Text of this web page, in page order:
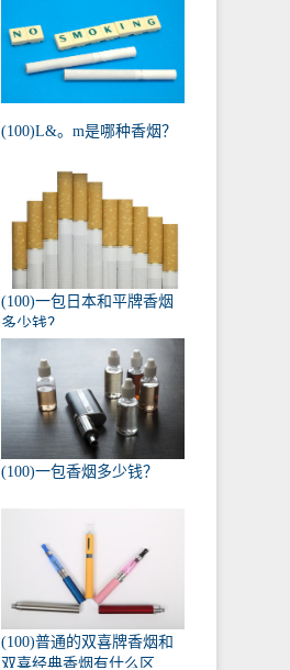
(100)L&。m是哪种香烟？
(100)一包日本和平牌香烟
多少钱？
(100)一包香烟多少钱？
(100)普通的双喜牌香烟和
双喜经典香烟有什么区